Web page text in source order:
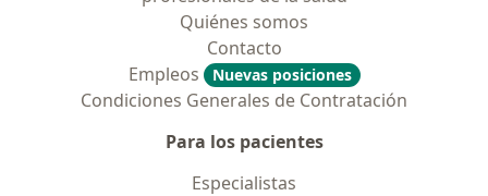
Quiénes somos
Contacto
Empleos
Nuevas posiciones
Condiciones Generales de Contratación
Para los pacientes
Especialistas